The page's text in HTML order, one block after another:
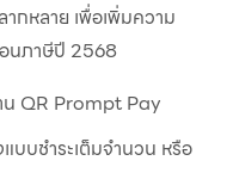
ากหลาย เพื่อเพิ่มความ
นภาษีปี 2568
น QR Prompt Pay
บบชำระเต็มจำนวน หรือ